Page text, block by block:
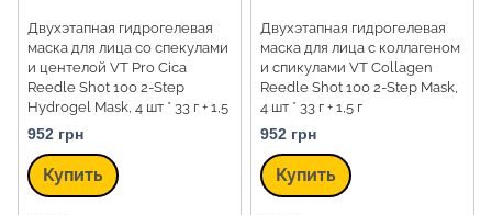
Двухэтапная гидрогелевая
маска для лица со спекулами
и центелой VT Pro Cica
Reedle Shot 100 2-Step
Hydrogel Mask, 4 шт * 33 г + 1,5
г
952 грн
Купить
Двухэтапная гидрогелевая
маска для лица с коллагеном
и спикулами VT Collagen
Reedle Shot 100 2-Step Mask,
4 шт * 33 г + 1,5 г
952 грн
Купить